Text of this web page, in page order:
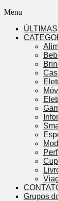
Menu
ÚLTIMAS
Grupos